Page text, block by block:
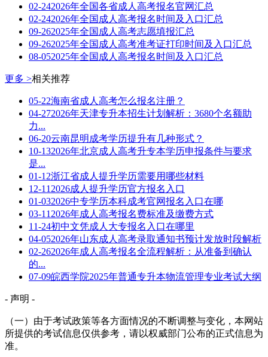
02-242026年全国各省成人高考报名官网汇总
02-242026年全国成人高考报名时间及入口汇总
09-262025年全国成人高考志愿填报汇总
09-262025年全国成人高考准考证打印时间及入口汇总
08-052025年全国成人高考报名时间及入口汇总
更多 >相关推荐
05-22海南省成人高考怎么报名注册？
04-272026年天津专升本招生计划解析：3680个名额助
力...
06-20云南昆明成考学历提升有几种形式？
10-132026年北京成人高考升专本学历申报条件与要求
是...
01-12浙江省成人提升学历需要用哪些材料
12-11 2026成人提升学历官方报名入口
01-032026中专学历本科成考官网报名入口在哪
03-11 2026年成人高考报名费标准及缴费方式
11-24初中文凭成人大专报名入口在哪里
04-052026年山东成人高考录取通知书预计发放时段解析
02-262026年成人高考报名全流程解析：从准备到确认
的...
07-09皖西学院2025年普通专升本物流管理专业考试大纲
- 声明 -
（一）由于考试政策等各方面情况的不断调整与变化，本网站
所提供的考试信息仅供参考，请以权威部门公布的正式信息为
准。